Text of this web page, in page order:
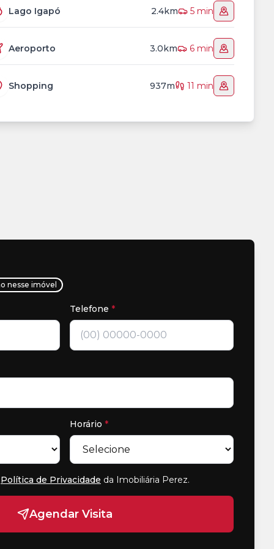
Lago Igapó 2.4km 5 min
Aeroporto 3.0km 6 min
Shopping 937m 11 min
nesse imóvel
Telefone *
Horário *
Política de Privacidade da Imobiliária Perez.
Agendar Visita